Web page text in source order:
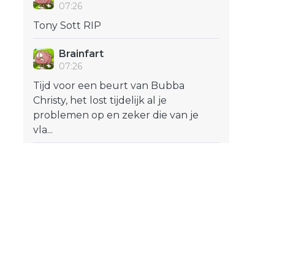
07:26
Tony Sott RIP
Brainfart
07:26
Tijd voor een beurt van Bubba
Christy, het lost tijdelijk al je
problemen op en zeker die van je
vla...